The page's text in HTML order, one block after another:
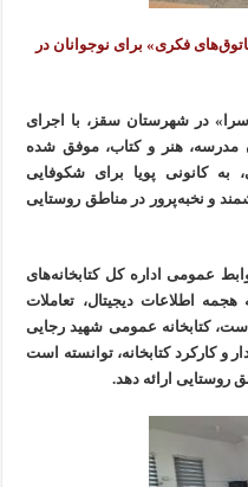
فکری» برای نوجوانان در
در شهرستان سقز، با اجرای
مدرسه، هنر و کتاب، موفق شده
کانونی پویا برای شکوفایی
و نخبه‌پرور در مناطق روستایی
عمومی اداره کل کتابخانه‌های
اطلاعات دیجیتال، تعاملات
کتابخانه عمومی شهید رجایی
و کارکرد کتابخانه، توانسته است
روستایی ارائه دهد.